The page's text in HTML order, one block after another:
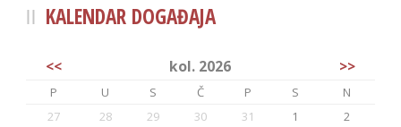
KALENDAR DOGAĐAJA
<< kol. 2026 >>
P U S Č P S
N
27
28 29 30 31 1
2